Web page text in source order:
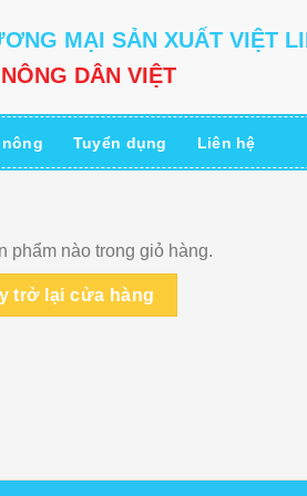
MẠI SẢN XUẤT VIỆT
DÂN VIỆT
Tuyển dụng Liên hệ
phẩm nào trong giỏ hàng.
trở lại cửa hàng